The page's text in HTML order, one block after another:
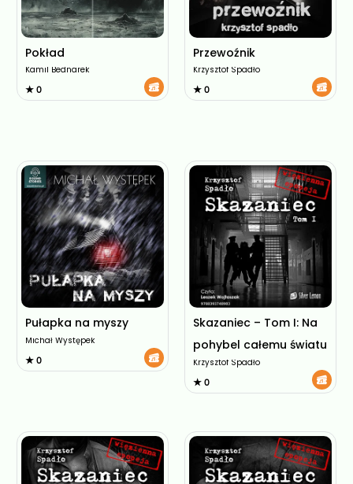
Pokład
Kamil Bednarek
★ 0
Przewoźnik
Krzysztof Spadło
★ 0
Pułapka na myszy
Michał Występek
★ 0
Skazaniec – Tom I: Na
pohybel całemu światu
Krzysztof Spadło
★ 0